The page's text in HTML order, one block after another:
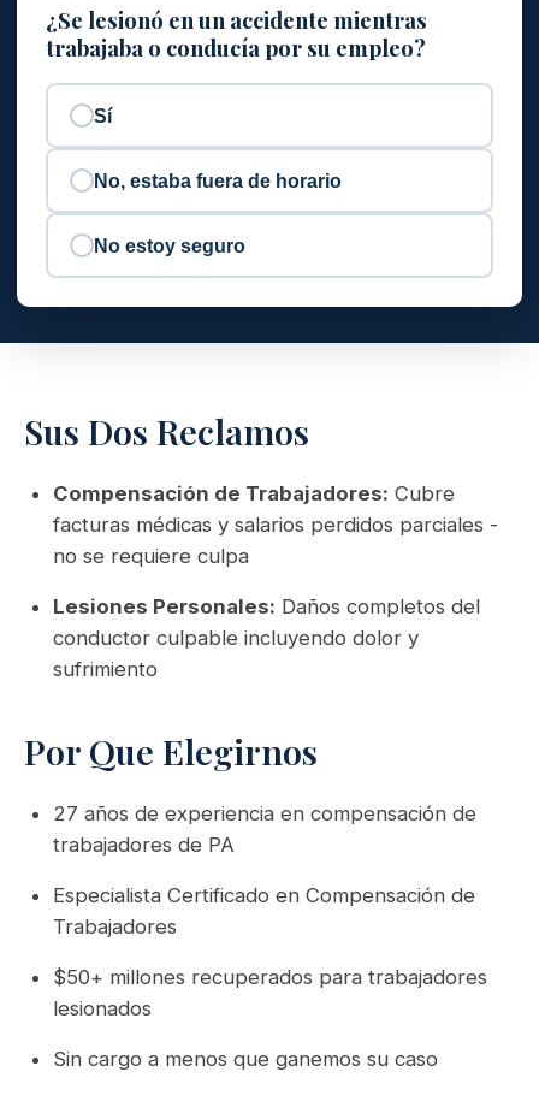
¿Se lesionó en un accidente mientras
trabajaba o conducía por su empleo?
Sí
No, estaba fuera de horario
No estoy seguro
Sus Dos Reclamos
Compensación de Trabajadores: Cubre
facturas médicas y salarios perdidos parciales -
no se requiere culpa
Lesiones Personales: Daños completos del
conductor culpable incluyendo dolor y
sufrimiento
Por Que Elegirnos
27 años de experiencia en compensación de
trabajadores de PA
Especialista Certificado en Compensación de
Trabajadores
$50+ millones recuperados para trabajadores
lesionados
Sin cargo a menos que ganemos su caso